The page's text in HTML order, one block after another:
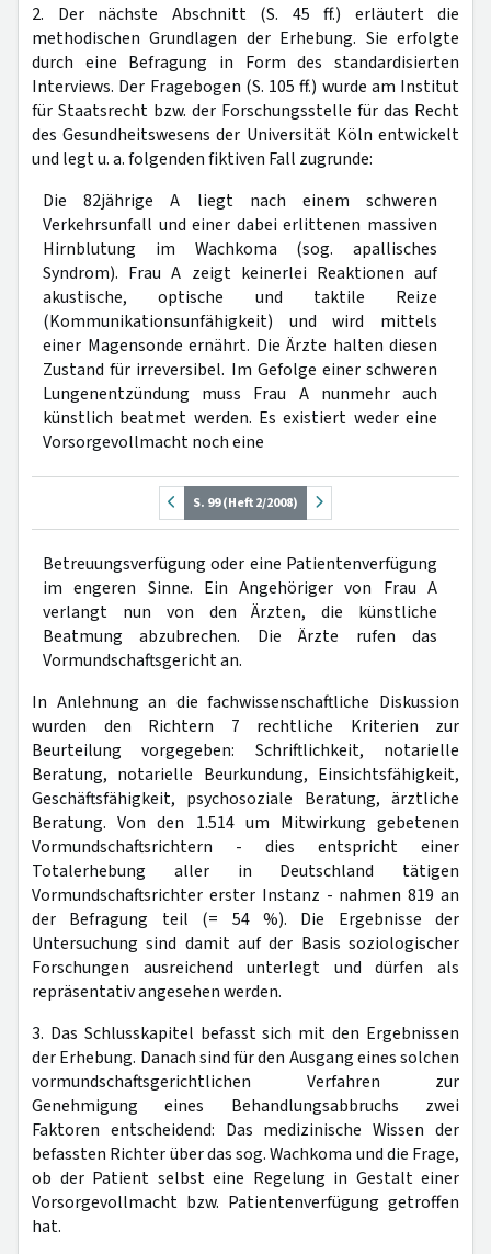
2. Der nächste Abschnitt (S. 45 ff.) erläutert die
methodischen Grundlagen der Erhebung. Sie erfolgte
durch eine Befragung in Form des standardisierten
Interviews. Der Fragebogen (S. 105 ff.) wurde am Institut
für Staatsrecht bzw. der Forschungsstelle für das Recht
des Gesundheitswesens der Universität Köln entwickelt
und legt u. a. folgenden fiktiven Fall zugrunde:
Die 82jährige A liegt nach einem schweren
Verkehrsunfall und einer dabei erlittenen massiven
Hirnblutung im Wachkoma (sog. apallisches
Syndrom). Frau A zeigt keinerlei Reaktionen auf
akustische, optische und taktile Reize
(Kommunikationsunfähigkeit) und wird mittels
einer Magensonde ernährt. Die Ärzte halten diesen
Zustand für irreversibel. Im Gefolge einer schweren
Lungenentzündung muss Frau A nunmehr auch
künstlich beatmet werden. Es existiert weder eine
Vorsorgevollmacht noch eine
S. 99 (Heft 2/2008)
Betreuungsverfügung oder eine Patientenverfügung
im engeren Sinne. Ein Angehöriger von Frau A
verlangt nun von den Ärzten, die künstliche
Beatmung abzubrechen. Die Ärzte rufen das
Vormundschaftsgericht an.
In Anlehnung an die fachwissenschaftliche Diskussion
wurden den Richtern 7 rechtliche Kriterien zur
Beurteilung vorgegeben: Schriftlichkeit, notarielle
Beratung, notarielle Beurkundung, Einsichtsfähigkeit,
Geschäftsfähigkeit, psychosoziale Beratung, ärztliche
Beratung. Von den 1.514 um Mitwirkung gebetenen
Vormundschaftsrichtern - dies entspricht einer
Totalerhebung aller in Deutschland tätigen
Vormundschaftsrichter erster Instanz - nahmen 819 an
der Befragung teil (= 54 %). Die Ergebnisse der
Untersuchung sind damit auf der Basis soziologischer
Forschungen ausreichend unterlegt und dürfen als
repräsentativ angesehen werden.
3. Das Schlusskapitel befasst sich mit den Ergebnissen
der Erhebung. Danach sind für den Ausgang eines solchen
vormundschaftsgerichtlichen Verfahren zur
Genehmigung eines Behandlungsabbruchs zwei
Faktoren entscheidend: Das medizinische Wissen der
befassten Richter über das sog. Wachkoma und die Frage,
ob der Patient selbst eine Regelung in Gestalt einer
Vorsorgevollmacht bzw. Patientenverfügung getroffen
hat.